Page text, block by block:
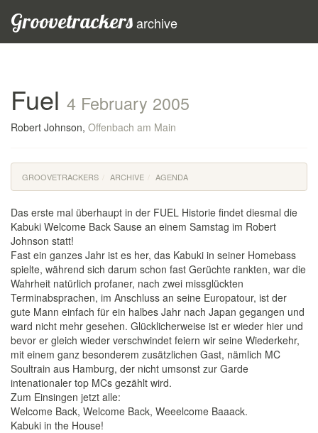
Groovetrackersarchive
Fuel 4 February 2005
Robert Johnson, Offenbach am Main
GROOVETRACKERS ARCHIVE AGENDA
Das erste mal überhaupt in der FUEL Historie findet diesmal die
Kabuki Welcome Back Sause an einem Samstag im Robert
Johnson statt!
Fast ein ganzes Jahr ist es her, das Kabuki in seiner Homebass
spielte, während sich darum schon fast Gerüchte rankten, war die
Wahrheit natürlich profaner, nach zwei missglückten
Terminabsprachen, im Anschluss an seine Europatour, ist der
gute Mann einfach für ein halbes Jahr nach Japan gegangen und
ward nicht mehr gesehen. Glücklicherweise ist er wieder hier und
bevor er gleich wieder verschwindet feiern wir seine Wiederkehr,
mit einem ganz besonderem zusätzlichen Gast, nämlich MC
Soultrain aus Hamburg, der nicht umsonst zur Garde
intenationaler top MCs gezählt wird.
Zum Einsingen jetzt alle:
Welcome Back, Welcome Back, Weeelcome Baaack.
Kabuki in the House!